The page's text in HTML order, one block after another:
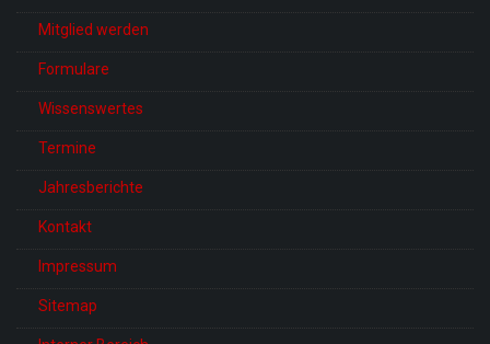
Mitglied werden
Formulare
Wissenswertes
Termine
Jahresberichte
Kontakt
Impressum
Sitemap